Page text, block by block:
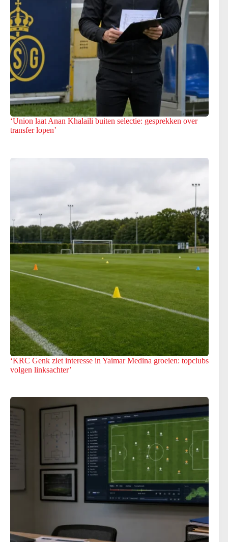
‘Union laat Anan Khalaili buiten selectie: gesprekken over
transfer lopen’
‘KRC Genk ziet interesse in Yaimar Medina groeien: topclubs
volgen linksachter’